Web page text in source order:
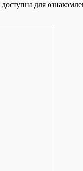
доступна для